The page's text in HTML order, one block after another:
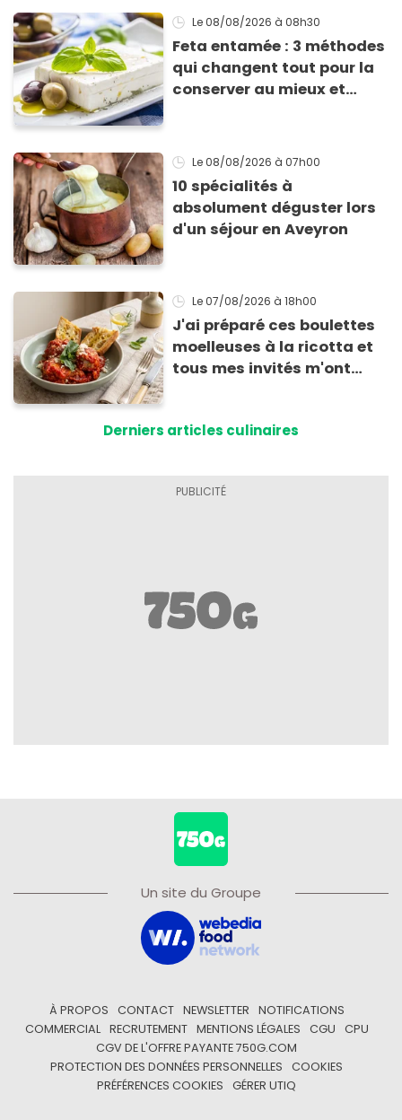
Le 08/08/2026 à 08h30
Feta entamée : 3 méthodes
qui changent tout pour la
conserver au mieux et
Le 08/08/2026 à 07h00
10 spécialités à
absolument déguster lors
d'un séjour en Aveyron
Le 07/08/2026 à 18h00
J'ai préparé ces boulettes
moelleuses à la ricotta et
tous mes invités m'ont
Derniers articles culinaires
Un site du Groupe
À PROPOS CONTACT NEWSLETTER
NOTIFICATIONS
COMMERCIAL
RECRUTEMENT MENTIONS LÉGALES CGU
CPU
CGV DE L'OFFRE PAYANTE 750G.COM
PROTECTION DES DONNÉES PERSONNELLES
COOKIES
PRÉFÉRENCES COOKIES
GÉRER UTIQ